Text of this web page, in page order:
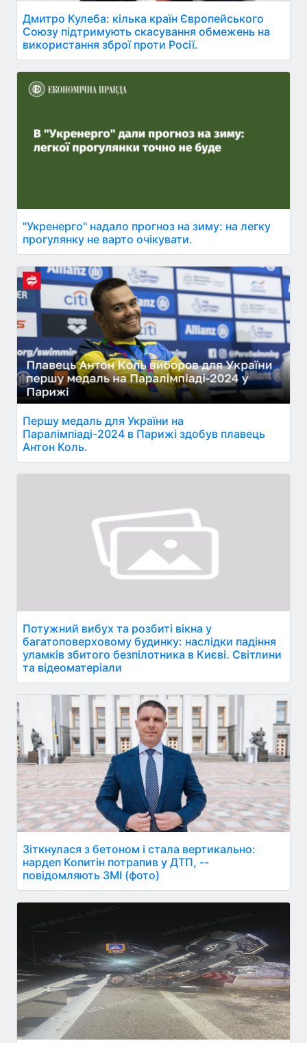
Дмитро Кулеба: кілька країн Європейського
Союзу підтримують скасування обмежень на
використання зброї проти Росії.
"Укренерго" надало прогноз на зиму: на легку
прогулянку не варто очікувати.
Першу медаль для України на
Паралімпіаді-2024 в Парижі здобув плавець
Антон Коль.
Потужний вибух та розбиті вікна у
багатоповерховому будинку: наслідки падіння
уламків збитого безпілотника в Києві. Світлини
та відеоматеріали
Зіткнулася з бетоном і стала вертикально:
нардеп Копитін потрапив у ДТП, --
повідомляють ЗМІ (фото)